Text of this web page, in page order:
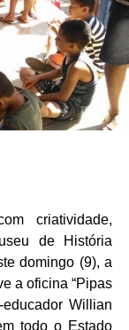
criatividade,
de História
domingo (9), a
a oficina “Pipas
Willian
todo o Estado